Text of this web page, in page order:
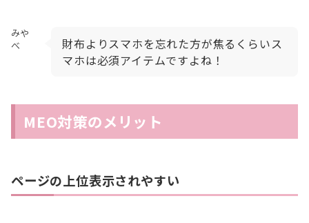
みや
べ
財布よりスマホを忘れた方が焦るくらいス
マホは必須アイテムですよね！
MEO対策のメリット
ページの上位表示されやすい